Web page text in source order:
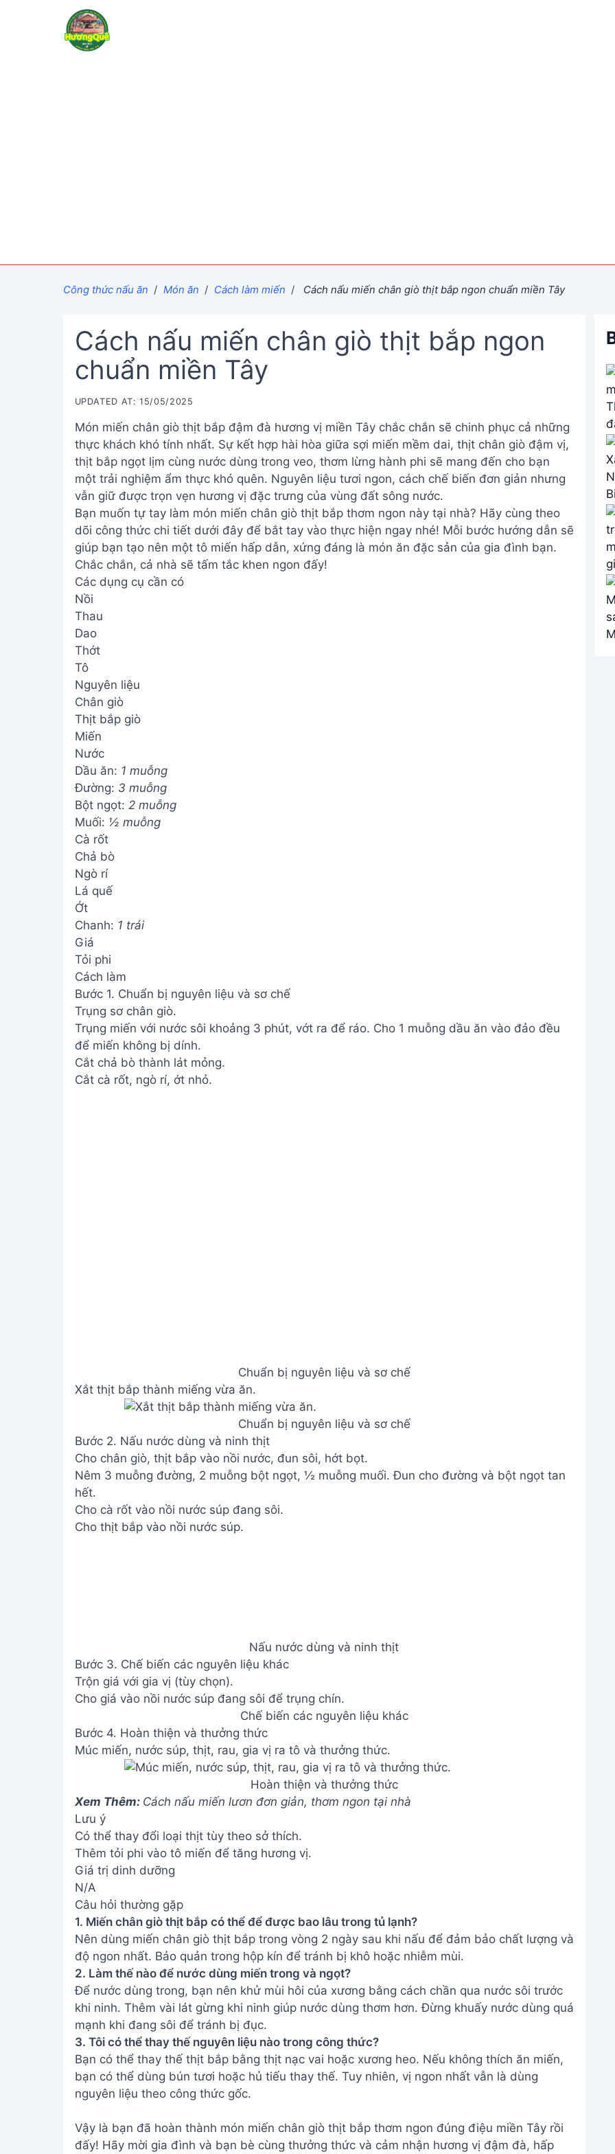
Công thức nấu ăn / Món ăn / Cách làm miến / Cách nấu miến chân giò thịt bắp ngon chuẩn miền Tây
Cách nấu miến chân giò thịt bắp ngon
chuẩn miền Tây
UPDATED AT: 15/05/2025
Món miến chân giò thịt bắp đậm đà hương vị miền Tây chắc chắn sẽ chinh phục cả những
thực khách khó tính nhất. Sự kết hợp hài hòa giữa sợi miến mềm dai, thịt chân giò đậm vị,
thịt bắp ngọt lịm cùng nước dùng trong veo, thơm lừng hành phi sẽ mang đến cho bạn
một trải nghiệm ẩm thực khó quên. Nguyên liệu tươi ngon, cách chế biến đơn giản nhưng
vẫn giữ được trọn vẹn hương vị đặc trưng của vùng đất sông nước.
Bạn muốn tự tay làm món miến chân giò thịt bắp thơm ngon này tại nhà? Hãy cùng theo
dõi công thức chi tiết dưới đây để bắt tay vào thực hiện ngay nhé! Mỗi bước hướng dẫn sẽ
giúp bạn tạo nên một tô miến hấp dẫn, xứng đáng là món ăn đặc sản của gia đình bạn.
Chắc chắn, cả nhà sẽ tấm tắc khen ngon đấy!
Các dụng cụ cần có
Nồi
Thau
Dao
Thớt
Tô
Nguyên liệu
Chân giò
Thịt bắp giò
Miến
Nước
Dầu ăn: 1 muỗng
Đường: 3 muỗng
Bột ngọt: 2 muỗng
Muối: ½ muỗng
Cà rốt
Chả bò
Ngò rí
Lá quế
Ớt
Chanh: 1 trái
Giá
Tỏi phi
Cách làm
Bước 1. Chuẩn bị nguyên liệu và sơ chế
Trụng sơ chân giò.
Trụng miến với nước sôi khoảng 3 phút, vớt ra để ráo. Cho 1 muỗng dầu ăn vào đảo đều
để miến không bị dính.
Cắt chả bò thành lát mỏng.
Cắt cà rốt, ngò rí, ớt nhỏ.
Chuẩn bị nguyên liệu và sơ chế
Xắt thịt bắp thành miếng vừa ăn.
Chuẩn bị nguyên liệu và sơ chế
Bước 2. Nấu nước dùng và ninh thịt
Cho chân giò, thịt bắp vào nồi nước, đun sôi, hớt bọt.
Nêm 3 muỗng đường, 2 muỗng bột ngọt, ½ muỗng muối. Đun cho đường và bột ngọt tan
hết.
Cho cà rốt vào nồi nước súp đang sôi.
Cho thịt bắp vào nồi nước súp.
Nấu nước dùng và ninh thịt
Bước 3. Chế biến các nguyên liệu khác
Trộn giá với gia vị (tùy chọn).
Cho giá vào nồi nước súp đang sôi để trụng chín.
Chế biến các nguyên liệu khác
Bước 4. Hoàn thiện và thưởng thức
Múc miến, nước súp, thịt, rau, gia vị ra tô và thưởng thức.
Hoàn thiện và thưởng thức
Xem Thêm: Cách nấu miến lươn đơn giản, thơm ngon tại nhà
Lưu ý
Có thể thay đổi loại thịt tùy theo sở thích.
Thêm tỏi phi vào tô miến để tăng hương vị.
Giá trị dinh dưỡng
N/A
Câu hỏi thường gặp
1. Miến chân giò thịt bắp có thể để được bao lâu trong tủ lạnh?
Nên dùng miến chân giò thịt bắp trong vòng 2 ngày sau khi nấu để đảm bảo chất lượng và
độ ngon nhất. Bảo quản trong hộp kín để tránh bị khô hoặc nhiễm mùi.
2. Làm thế nào để nước dùng miến trong và ngọt?
Để nước dùng trong, bạn nên khử mùi hôi của xương bằng cách chần qua nước sôi trước
khi ninh. Thêm vài lát gừng khi ninh giúp nước dùng thơm hơn. Đừng khuấy nước dùng quá
mạnh khi đang sôi để tránh bị đục.
3. Tôi có thể thay thế nguyên liệu nào trong công thức?
Bạn có thể thay thế thịt bắp bằng thịt nạc vai hoặc xương heo. Nếu không thích ăn miến,
bạn có thể dùng bún tươi hoặc hủ tiếu thay thế. Tuy nhiên, vị ngon nhất vẫn là dùng
nguyên liệu theo công thức gốc.
Vậy là bạn đã hoàn thành món miến chân giò thịt bắp thơm ngon đúng điệu miền Tây rồi
đấy! Hãy mời gia đình và bạn bè cùng thưởng thức và cảm nhận hương vị đậm đà, hấp